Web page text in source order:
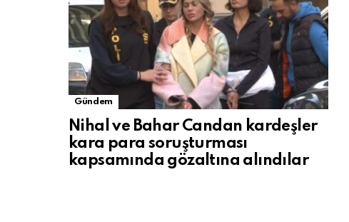
Gündem
Nihal ve Bahar Candan kardeşler
kara para soruşturması
kapsamında gözaltına alındılar